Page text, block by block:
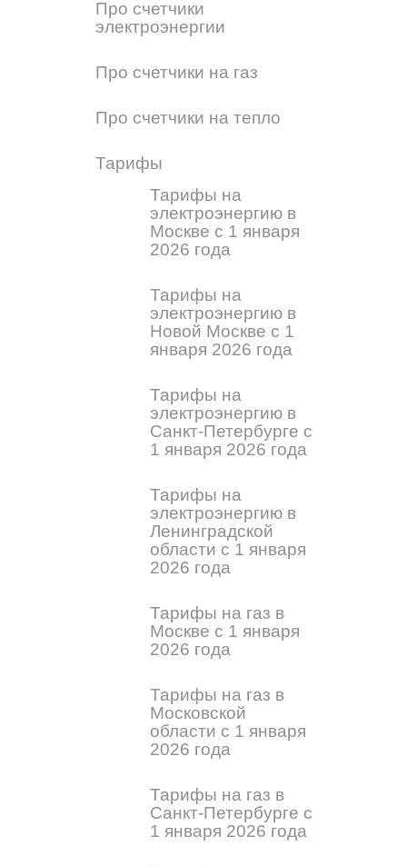
Про счетчики
электроэнергии
Про счетчики на газ
Про счетчики на тепло
Тарифы
Тарифы на
электроэнергию в
Москве с 1 января
2026 года
Тарифы на
электроэнергию в
Новой Москве с 1
января 2026 года
Тарифы на
электроэнергию в
Санкт-Петербурге с
1 января 2026 года
Тарифы на
электроэнергию в
Ленинградской
области с 1 января
2026 года
Тарифы на газ в
Москве с 1 января
2026 года
Тарифы на газ в
Московской
области с 1 января
2026 года
Тарифы на газ в
Санкт-Петербурге с
1 января 2026 года